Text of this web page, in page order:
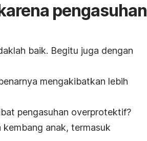
pengasuhan
baik. Begitu juga dengan
mengakibatkan lebih
pengasuhan overprotektif?
anak, termasuk